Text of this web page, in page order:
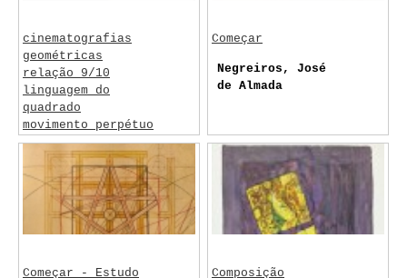
cinematografias
geométricas
relação 9/10
linguagem do
quadrado
movimento perpétuo
Negreiros, José
de Almada
Começar
Negreiros, José
de Almada
Começar - Estudo Composição